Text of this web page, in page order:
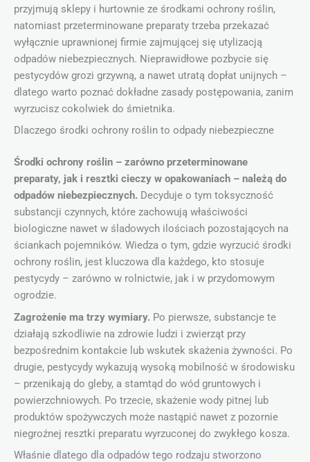
przyjmują sklepy i hurtownie ze środkami ochrony roślin,
natomiast przeterminowane preparaty trzeba przekazać
wyłącznie uprawnionej firmie zajmującej się utylizacją
odpadów niebezpiecznych. Nieprawidłowe pozbycie się
pestycydów grozi grzywną, a nawet utratą dopłat unijnych –
dlatego warto poznać dokładne zasady postępowania, zanim
wyrzucisz cokolwiek do śmietnika.
Dlaczego środki ochrony roślin to odpady niebezpieczne
Środki ochrony roślin – zarówno przeterminowane
preparaty, jak i resztki cieczy w opakowaniach – należą do
odpadów niebezpiecznych. Decyduje o tym toksyczność
substancji czynnych, które zachowują właściwości
biologiczne nawet w śladowych ilościach pozostających na
ściankach pojemników. Wiedza o tym, gdzie wyrzucić środki
ochrony roślin, jest kluczowa dla każdego, kto stosuje
pestycydy – zarówno w rolnictwie, jak i w przydomowym
ogrodzie.
Zagrożenie ma trzy wymiary. Po pierwsze, substancje te
działają szkodliwie na zdrowie ludzi i zwierząt przy
bezpośrednim kontakcie lub wskutek skażenia żywności. Po
drugie, pestycydy wykazują wysoką mobilność w środowisku
– przenikają do gleby, a stamtąd do wód gruntowych i
powierzchniowych. Po trzecie, skażenie wody pitnej lub
produktów spożywczych może nastąpić nawet z pozornie
niegroźnej resztki preparatu wyrzuconej do zwykłego kosza.
Właśnie dlatego dla odpadów tego rodzaju stworzono